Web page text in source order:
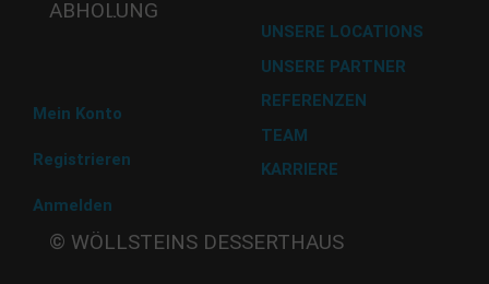
ABHOLUNG
Versand mit DHL
Mein Konto
Registrieren
Anmelden
UNSERE LOCATIONS
UNSERE PARTNER
REFERENZEN
TEAM
KARRIERE
© WÖLLSTEINS DESSERTHAUS